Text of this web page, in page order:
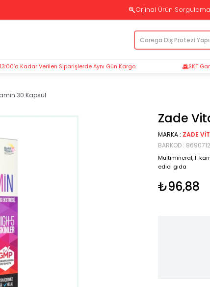
Orjinal Ürün Sorgulama
Kadar Verilen Siparişlerde Aynı Gün Kargo SKT
30 Kapsül
Zade
MARKA : ZADE
BARKOD :
Multimineral, l-
edici gıda
₺96,88